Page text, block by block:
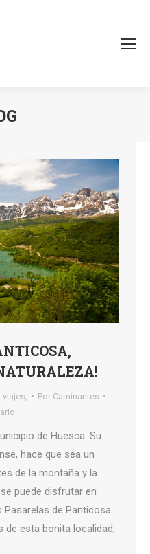
viajes, Por Caminantes
de Huesca. Su
hace que sea un
de la montaña y la
puede disfrutar en
Pasarelas de Panticosa
esta bonita localidad,